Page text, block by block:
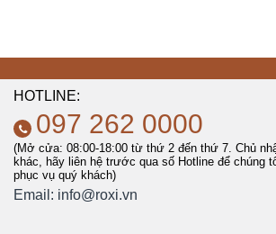
HOTLINE:
097 262 0000
(Mở cửa: 08:00-18:00 từ thứ 2 đến thứ 7. Chủ
khác, hãy liên hệ trước qua số Hotline để chúng
phục vụ quý khách)
Email: info@roxi.vn